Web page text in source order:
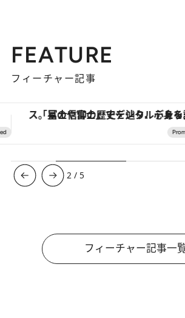
FEATURE
フィーチャー記事
「土佐和ハーブかき氷」がOMO7高知に登場！生姜、山椒、大葉など目にも舌にも涼を呼
3 / 5
フィーチャー記事一